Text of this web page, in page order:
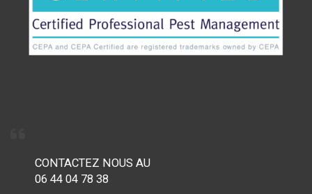
CONTACTEZ NOUS AU
06 44 04 78 38